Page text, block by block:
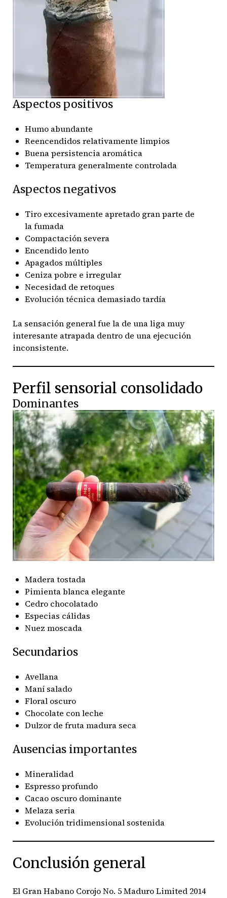
Aspectos positivos
Humo abundante
Reencendidos relativamente limpios
Buena persistencia aromática
Temperatura generalmente controlada
Aspectos negativos
Tiro excesivamente apretado gran parte de
la fumada
Compactación severa
Encendido lento
Apagados múltiples
Ceniza pobre e irregular
Necesidad de retoques
Evolución técnica demasiado tardía
La sensación general fue la de una liga muy
interesante atrapada dentro de una ejecución
inconsistente.
Perfil sensorial consolidado
Dominantes
Madera tostada
Pimienta blanca elegante
Cedro chocolatado
Especias cálidas
Nuez moscada
Secundarios
Avellana
Maní salado
Floral oscuro
Chocolate con leche
Dulzor de fruta madura seca
Ausencias importantes
Mineralidad
Espresso profundo
Cacao oscuro dominante
Melaza seria
Evolución tridimensional sostenida
Conclusión general
El Gran Habano Corojo No. 5 Maduro Limited 2014